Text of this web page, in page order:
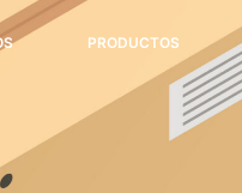
PRODUCTOS